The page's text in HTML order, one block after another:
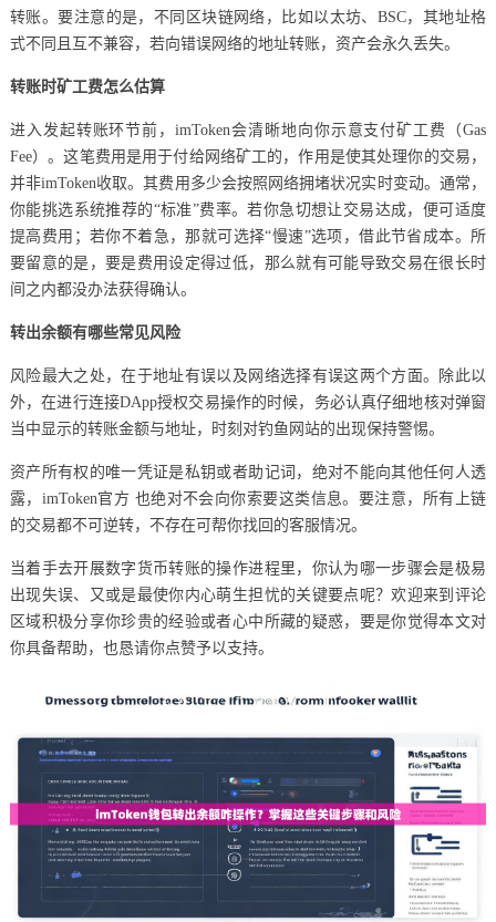
转账。要注意的是，不同区块链网络，比如以太坊、BSC，其地址格
式不同且互不兼容，若向错误网络的地址转账，资产会永久丢失。
转账时矿工费怎么估算
进入发起转账环节前，imToken会清晰地向你示意支付矿工费（Gas
Fee）。这笔费用是用于付给网络矿工的，作用是使其处理你的交易，
并非imToken收取。其费用多少会按照网络拥堵状况实时变动。通常，
你能挑选系统推荐的“标准”费率。若你急切想让交易达成，便可适度
提高费用；若你不着急，那就可选择“慢速”选项，借此节省成本。所
要留意的是，要是费用设定得过低，那么就有可能导致交易在很长时
间之内都没办法获得确认。
转出余额有哪些常见风险
风险最大之处，在于地址有误以及网络选择有误这两个方面。除此以
外，在进行连接DApp授权交易操作的时候，务必认真仔细地核对弹窗
当中显示的转账金额与地址，时刻对钓鱼网站的出现保持警惕。
资产所有权的唯一凭证是私钥或者助记词，绝对不能向其他任何人透
露，imToken官方 也绝对不会向你索要这类信息。要注意，所有上链
的交易都不可逆转，不存在可帮你找回的客服情况。
当着手去开展数字货币转账的操作进程里，你认为哪一步骤会是极易
出现失误、又或是最使你内心萌生担忧的关键要点呢？欢迎来到评论
区域积极分享你珍贵的经验或者心中所藏的疑惑，要是你觉得本文对
你具备帮助，也恳请你点赞予以支持。